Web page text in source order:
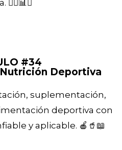
🏋️‍♂️📊🧠
#34
Deportiva
suplementación,
deportiva con
y aplicable. 🍎🥤📖